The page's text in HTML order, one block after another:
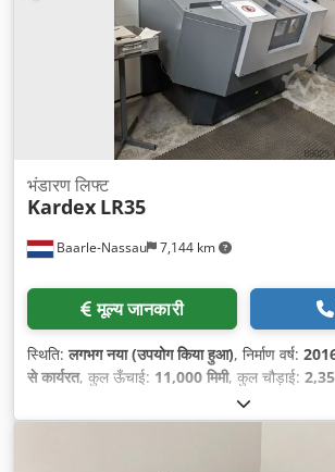
Baarle-Nassau 7,144 km
भंडारण लिफ्ट
Kardex LR35
मूल्य जानकारी
स्थिति:लगभग नया (उपयोग किया हुआ), निर्माण वर्ष:
से कार्यरत, कुल ऊँचाई: 11,000 मिमी, कुल चौड़ाई:
, प्रत्येक भंडारण अनुभाग के लिए लोड क्षमता:
क्षमता:49,560 किग्रा,